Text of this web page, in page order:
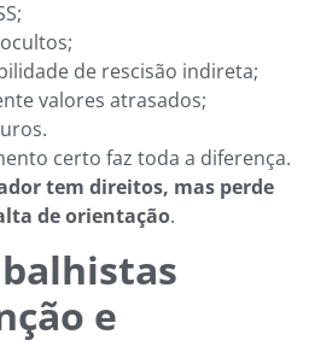
de rescisão indireta;
valores atrasados;
certo faz toda a diferença.
tem direitos, mas perde
de orientação.
e